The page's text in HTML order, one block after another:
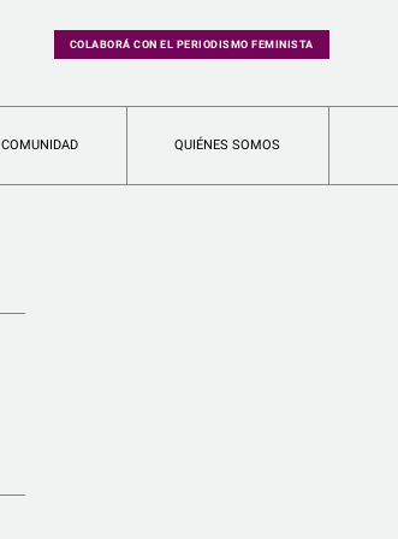
COLABORÁ CON EL PERIODISMO FEMINISTA
COMUNIDAD QUIÉNES SOMOS